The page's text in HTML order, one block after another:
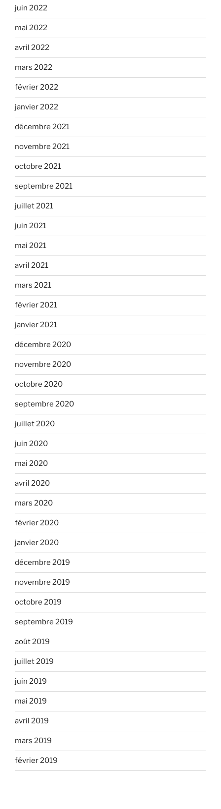
juin 2022
mai 2022
avril 2022
mars 2022
février 2022
janvier 2022
décembre 2021
novembre 2021
octobre 2021
septembre 2021
juillet 2021
juin 2021
mai 2021
avril 2021
mars 2021
février 2021
janvier 2021
décembre 2020
novembre 2020
octobre 2020
septembre 2020
juillet 2020
juin 2020
mai 2020
avril 2020
mars 2020
février 2020
janvier 2020
décembre 2019
novembre 2019
octobre 2019
septembre 2019
août 2019
juillet 2019
juin 2019
mai 2019
avril 2019
mars 2019
février 2019